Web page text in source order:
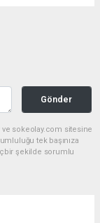
Gönder
ve sokeolay.com sitesine
tek başınıza
şekilde sorumlu